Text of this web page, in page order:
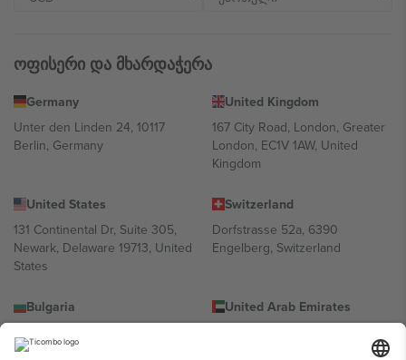
ოფისერი და მხარდაჭერა
Germany
Unter den Linden 24, 10117
Berlin, Germany
United Kingdom
167 City Road, London, Greater
London, EC1V 1AW, United
Kingdom
United States
131 Continental Dr, Suite 305,
Newark, Delaware 19713, United
States
Switzerland
Dorfstrasse 52a, 6390
Engelberg, Switzerland
Bulgaria
Totleben 53-55, 1606 Sofia,
United Arab Emirates
Building A1, Office 302, Dubai,